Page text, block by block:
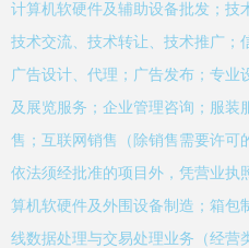
计算机软硬件及辅助设备批发；技
技术交流、技术转让、技术推广；
广告设计、代理；广告发布；专业
及展览服务；企业管理咨询；服装
售；互联网销售（除销售需要许可
依法须经批准的项目外，凭营业执
算机软硬件及外围设备制造；箱包
线数据处理与交易处理业务（经营